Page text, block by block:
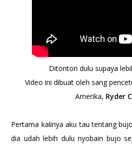
Ditonton dulu supaya
Video ini dibuat oleh sang
Amerika, Ryder
Pertama kalinya aku tau tentang
dia udah lebih dulu nyobain bujo